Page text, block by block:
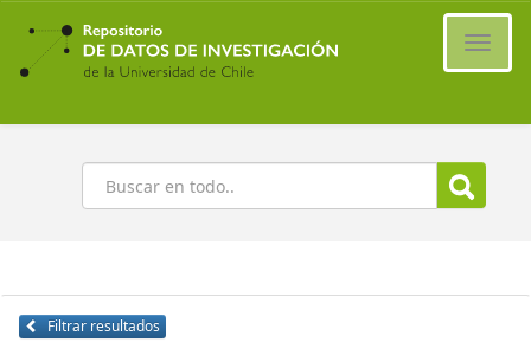
Ir
contenido
principal
Buscar
Filtrar resultados